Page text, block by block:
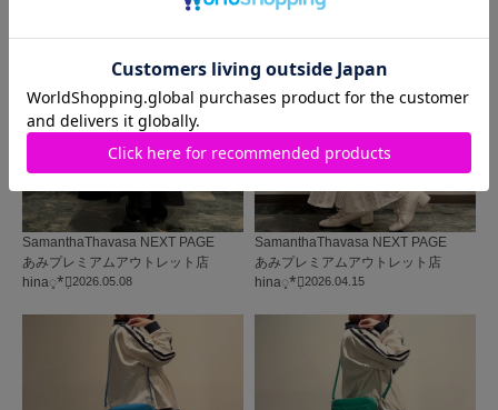
2026.05.08
SamanthaThavasa NEXT PAGE
あみプレミアムアウトレット店
hina◌̥*⃝̣
2026.04.15
SamanthaThavasa NEXT PAGE
あみプレミアムアウトレット店
hina◌̥*⃝̣